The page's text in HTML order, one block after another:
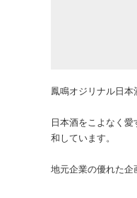
鳳鳴オジリナル日本
日本酒をこよなく
和しています。
地元企業の優れた企